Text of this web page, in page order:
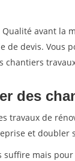
avant la
devis. Vous
chantiers
des
travaux de
et doubler
mais